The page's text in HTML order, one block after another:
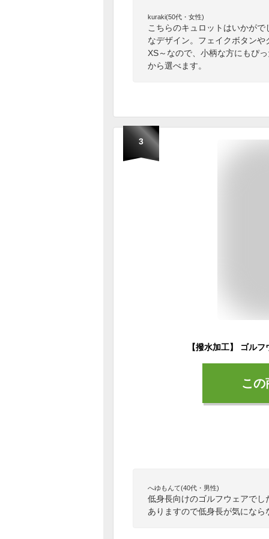
kuraki(50代・女性)
こちらのキュロットはいかが
なデザイン。フェイクボタン
XS～なので、小柄な方にもぴ
から選べます。
3
こ
へゆもんて(40代・男性)
低身長向けのゴルフウェアで
ありますので低身長が気にな